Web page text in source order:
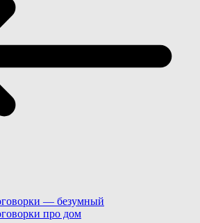
— безумный
про дом